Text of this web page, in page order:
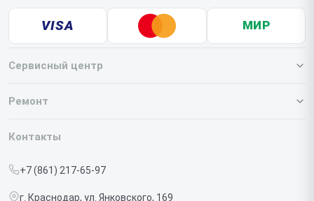
VISA МИР
Сервисный центр
О нашем сервисе
Срочный ремонт
Ремонт
Iphone
Контакты
+7 (861) 217-65-97
г. Краснодар, ул. Янковского, 169